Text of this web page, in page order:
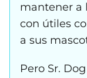
mantener a
con útiles
a sus
Pero Sr.